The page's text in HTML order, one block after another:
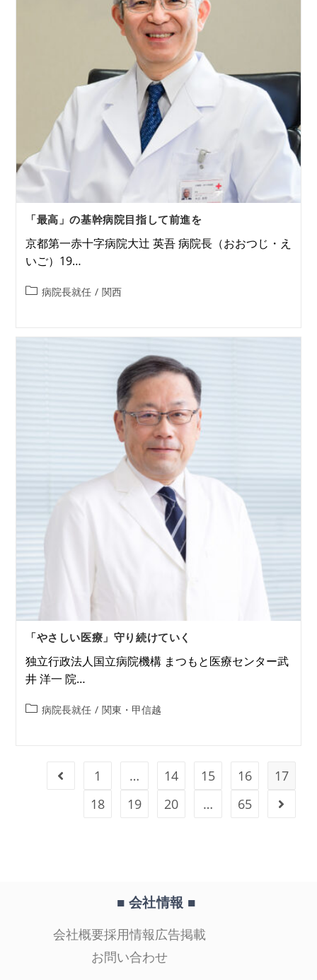
「最高」の基幹病院目指して前進を
京都第一赤十字病院大辻 英吾 病院長（おおつじ・え
いご）19…
病院長就任 / 関西
「やさしい医療」守り続けていく
独立行政法人国立病院機構 まつもと医療センター武
井 洋一 院…
病院長就任 / 関東・甲信越
1 … 14 15 16
17
18
19 20 … 65
■ 会社情報 ■
会社概要採用情報広告掲載
お問い合わせ